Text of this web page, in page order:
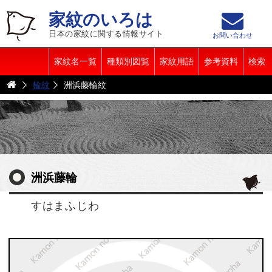
家紋のいろは
日本の家紋に関する情報サイト
家紋名一覧 種類別図覧 家紋用語 参考資料 検索
お問い合わせ
輪紋 洲浜藤輪紋
洲浜藤輪
すはまふじわ